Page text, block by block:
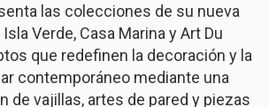
las colecciones de su nueva
Verde, Casa Marina y Art Du
que redefinen la decoración y la
contemporáneo mediante una
de vajillas, artes de pared y piezas